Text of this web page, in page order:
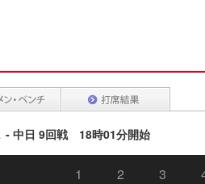
中日 9回戦 18時01分開始
1 2 3